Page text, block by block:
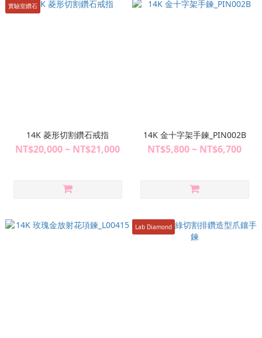
實驗室鑽石
14K 菱形切割鑽石戒指
NT$20,000 ~ NT$21,000
14K 金十字架手鍊_PIN002B
NT$5,800 ~ NT$6,700
Lab Diamond